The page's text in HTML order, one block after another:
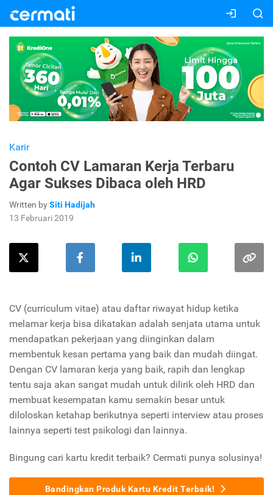
Karir
Contoh CV Lamaran Kerja Terbaru
Agar Sukses Dibaca oleh HRD
Written bySiti Hadijah
13 Februari 2019
CV (curriculum vitae) atau daftar riwayat hidup ketika
melamar kerja bisa dikatakan adalah senjata utama untuk
mendapatkan pekerjaan yang diinginkan dalam
membentuk kesan pertama yang baik dan mudah diingat.
Dengan CV lamaran kerja yang baik, rapih dan lengkap
tentu saja akan sangat mudah untuk dilirik oleh HRD dan
membuat kesempatan kamu semakin besar untuk
diloloskan ketahap berikutnya seperti interview atau proses
lainnya seperti test psikologi dan lainnya.
Bingung cari kartu kredit terbaik? Cermati punya solusinya!
Bandingkan Produk Kartu Kredit Terbaik!